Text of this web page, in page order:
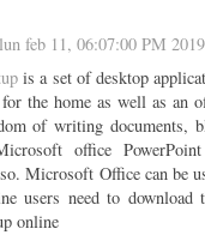
lun feb 11, 06:07:00 PM 2019
is a set of desktop
the home as well as an
of writing documents,
office
Microsoft Office can be
users need to download
online